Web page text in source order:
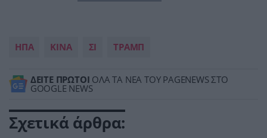
ΗΠΑ ΚΙΝΑ ΣΙ ΤΡΑΜΠ
ΔΕΙΤΕ ΠΡΩΤΟΙ ΟΛΑ ΤΑ ΝΕΑ ΤΟΥ PAGENEWS ΣΤΟ
GOOGLE NEWS
Σχετικά άρθρα: